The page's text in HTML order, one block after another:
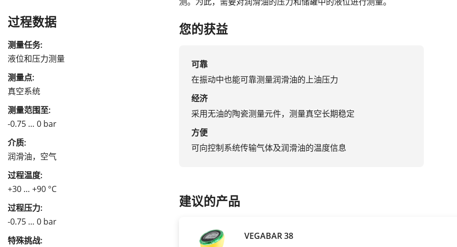
过程数据
测量任务:
液位和压力测量
测量点:
真空系统
测量范围至:
-0.75 … 0 bar
介质:
润滑油，空气
过程温度:
+30 … +90 °C
过程压力:
-0.75 … 0 bar
特殊挑战:
您的获益
可靠
在振动中也能可靠测量润滑油的上油压力
经济
采用无油的陶瓷测量元件，测量真空长期稳定
方便
可向控制系统传输气体及润滑油的温度信息
建议的产品
VEGABAR 38